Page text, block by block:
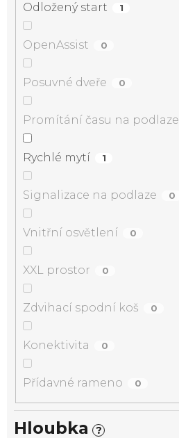
Odložený start 1
OpenAssist 0
Posuvné dveře 0
Promítání času na podlaze
Rychlé mytí 1
Signalizace na podlaze 0
Vnitřní osvětlení 0
XXL prostor 0
Zdvihací spodní koš 0
Konektivita 0
Přídavné rameno 0
Hloubka ?